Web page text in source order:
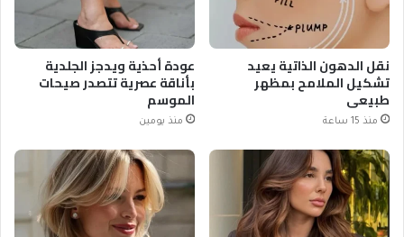
نقل الدهون الذاتية يعيد
تشكيل الملامح بمظهر
طبيعي
منذ 15 ساعة
عودة أحذية ويدجز الجلدية
بأناقة عصرية تتصدر صيحات
الموسم
منذ يومين